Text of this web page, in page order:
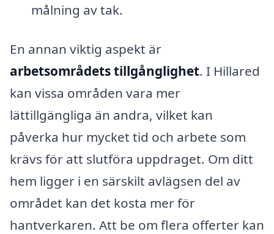
målning av tak.
En annan viktig aspekt är
arbetsområdets tillgånglighet. I Hillared
kan vissa områden vara mer
lättillgängliga än andra, vilket kan
påverka hur mycket tid och arbete som
krävs för att slutföra uppdraget. Om ditt
hem ligger i en särskilt avlägsen del av
området kan det kosta mer för
hantverkaren. Att be om flera offerter kan